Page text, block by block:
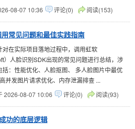
08-07 10:36 评论(0) 阅读(153)
常见问题和最佳实践指南
对在实际项目落地过程中，调用虹软
）人脸识别SDK出现的常见问题进行总结，涉
括：性能优化、人脸抠图、 多人脸图片中最优
并发图片请求优化、内存泄漏排查 ...
2026-08-07 10:06 评论(0) 阅读(93)
功的底层逻辑